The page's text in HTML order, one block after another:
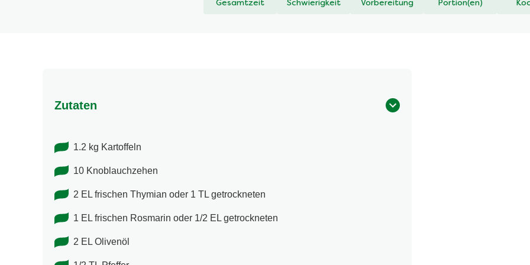
Gesamtzeit Schwierigkeit Vorbereitung Portion(en)
Zutaten
1.2 kg Kartoffeln
10 Knoblauchzehen
2 EL frischen Thymian oder 1 TL getrockneten
1 EL frischen Rosmarin oder 1/2 EL getrockneten
2 EL Olivenöl